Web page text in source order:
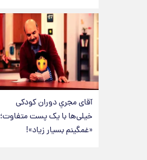
آقای مجریِ دوران کودکی
خیلی‌ها با یک پست متفاوت؛
«غمگینم بسیار زیاد»!